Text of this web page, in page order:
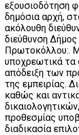
εξουσιοδότηση
δημόσια αρχή,
ακόλουθη
διεύθυνση
Πρωτοκόλλου:.
υποχρεωτικά τα
απόδειξη των
της εμπειρίας.
καθώς και
προθεσμίας
διαδικασία